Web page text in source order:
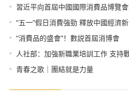
• 習近平向首屆中國國際消費品博覽
• “五一”假日消費強勁 釋放中國經濟
• “消費品的盛會”！數説首屆消博會
• 人社部：加強新職業培訓工作 支持
• 青春之歌｜團結就是力量